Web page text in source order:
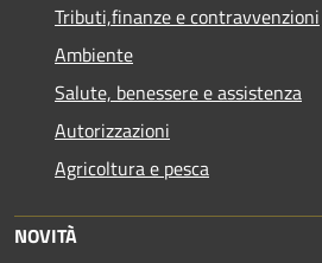
Tributi,finanze e contravvenzioni
Ambiente
Salute, benessere e assistenza
Autorizzazioni
Agricoltura e pesca
NOVITÀ